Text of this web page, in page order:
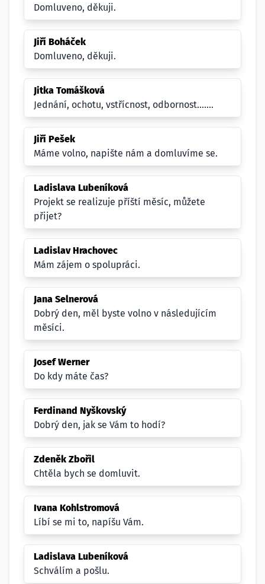
Domluveno, děkuji.
Jiří Boháček
Domluveno, děkuji.
Jitka Tomášková
Jednání, ochotu, vstřícnost, odbornost.......
Jiří Pešek
Máme volno, napište nám a domluvíme se.
Ladislava Lubeníková
Projekt se realizuje příští měsíc, můžete
přijet?
Ladislav Hrachovec
Mám zájem o spolupráci.
Jana Selnerová
Dobrý den, měl byste volno v následujícím
měsíci.
Josef Werner
Do kdy máte čas?
Ferdinand Nyškovský
Dobrý den, jak se Vám to hodí?
Zdeněk Zbořil
Chtěla bych se domluvit.
Ivana Kohlstromová
Líbí se mi to, napíšu Vám.
Ladislava Lubeníková
Schválím a pošlu.